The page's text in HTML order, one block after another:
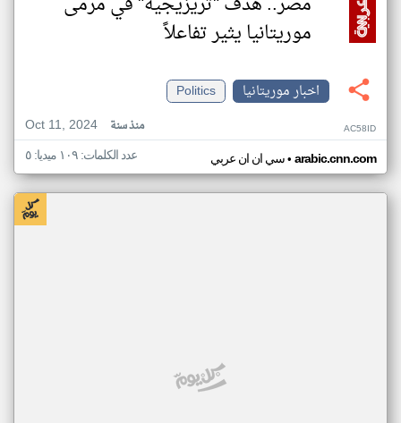
موريتانيا يثير تفاعلاً
اخبار موريتانيا
Politics
Oct 11, 2024
منذ سنة AC58ID
سي ان ان عربي• arabic.cnn.com عدد الكلمات: ١٠٩ ميديا: ٥